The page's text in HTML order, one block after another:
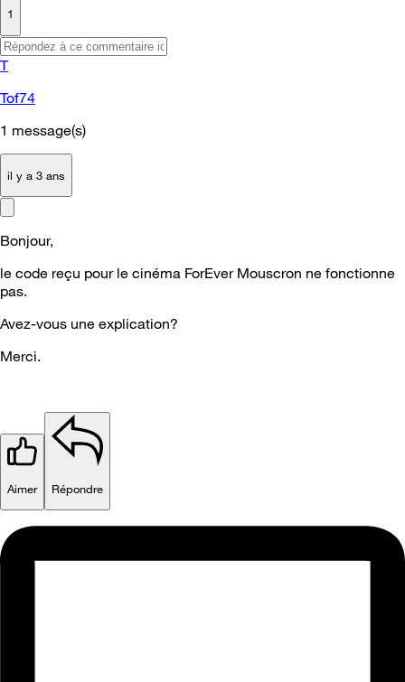
1
T
Tof74
1 message(s)
il y a 3 ans
Bonjour,
le code reçu pour le cinéma ForEver Mouscron ne fonctionne
pas.
Avez-vous une explication?
Merci.
Aimer Répondre